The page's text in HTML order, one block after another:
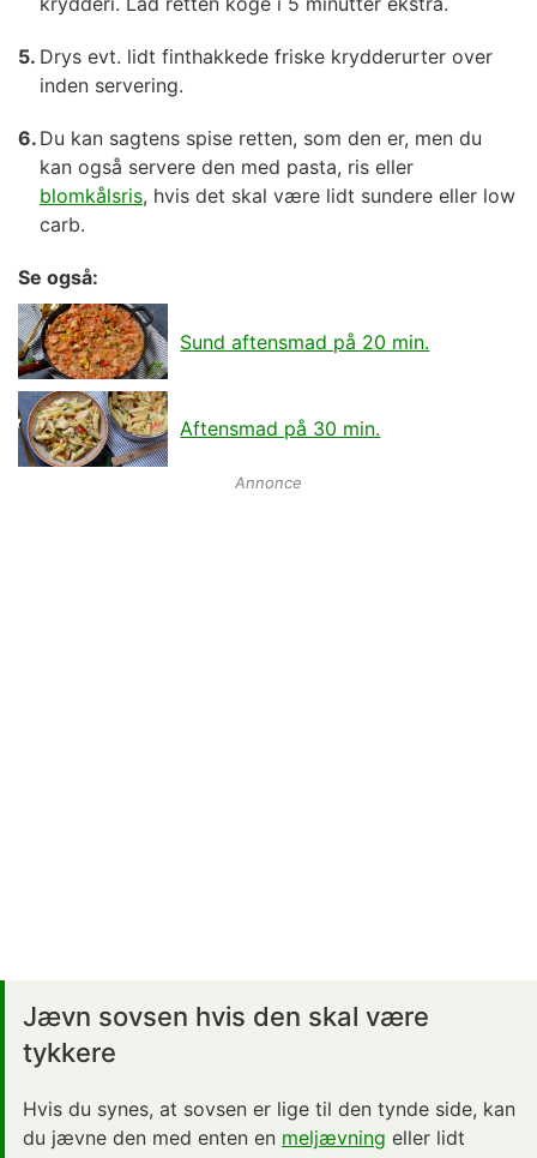
Drys evt. lidt finthakkede friske krydderurter over
inden servering.
Du kan sagtens spise retten, som den er, men du
kan også servere den med pasta, ris eller
blomkålsris, hvis det skal være lidt sundere eller low
carb.
Se også:
Sund aftensmad på 20 min.
Aftensmad på 30 min.
Annonce
Jævn sovsen hvis den skal være
tykkere
Hvis du synes, at sovsen er lige til den tynde side, kan
du jævne den med enten en meljævning eller lidt